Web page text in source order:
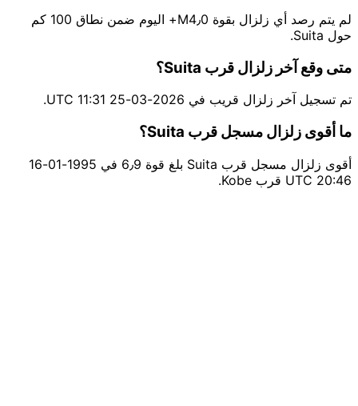
لم يتم رصد أي زلزال بقوة M4٫0+ اليوم ضمن نطاق 100 كم
حول Suita.
متى وقع آخر زلزال قرب Suita؟
تم تسجيل آخر زلزال قريب في 2026-03-25 11:31 UTC.
ما أقوى زلزال مسجل قرب Suita؟
أقوى زلزال مسجل قرب Suita بلغ قوة 6٫9 في 1995-01-16
20:46 UTC قرب Kobe.